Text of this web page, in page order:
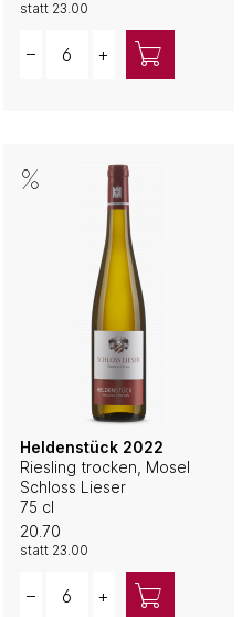
statt 23.00
– +
Heldenstück 2022
Riesling trocken, Mosel
Schloss Lieser
75 cl
20.70
statt 23.00
– +